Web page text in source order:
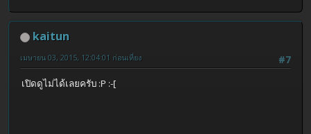
kaitun
#7
เมษายน 03, 2015, 12:04:01 ก่อนเที่ยง
เปิดดูไม่ได้เลยครับ :P :-[